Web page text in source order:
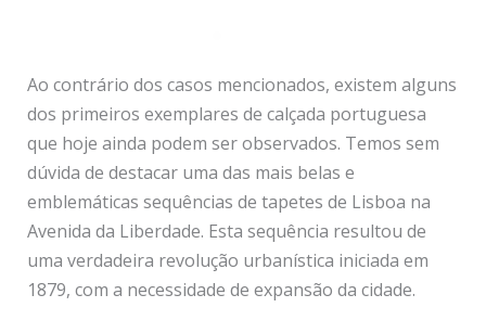
Ao contrário dos casos mencionados, existem alguns
dos primeiros exemplares de calçada portuguesa
que hoje ainda podem ser observados. Temos sem
dúvida de destacar uma das mais belas e
emblemáticas sequências de tapetes de Lisboa na
Avenida da Liberdade. Esta sequência resultou de
uma verdadeira revolução urbanística iniciada em
1879, com a necessidade de expansão da cidade.